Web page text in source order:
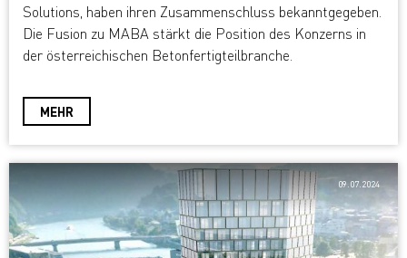
Solutions, haben ihren Zusammenschluss bekanntgegeben.
Die Fusion zu MABA stärkt die Position des Konzerns in
der österreichischen Betonfertigteilbranche.
MEHR
09.07.2024